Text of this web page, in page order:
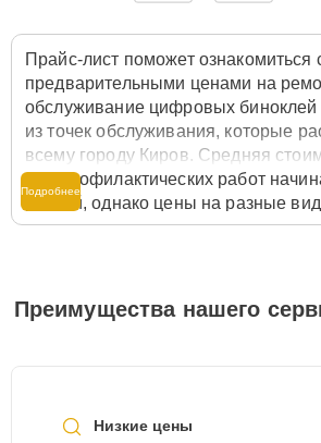
Прайс-лист поможет ознакомиться
предварительными ценами на
обслуживание цифровых
из точек обслуживания, которые
всему городу Киров. Средняя
или профилактических работ
рублей, однако цены на разные
комплектующих могут
службы заботы о клиентах. Для
стоимости ремонта цифрового
Подробнее
Преимущества нашего
Низкие цены